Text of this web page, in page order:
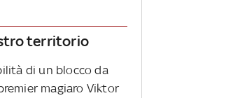
territorio
di un blocco da
magiaro Viktor